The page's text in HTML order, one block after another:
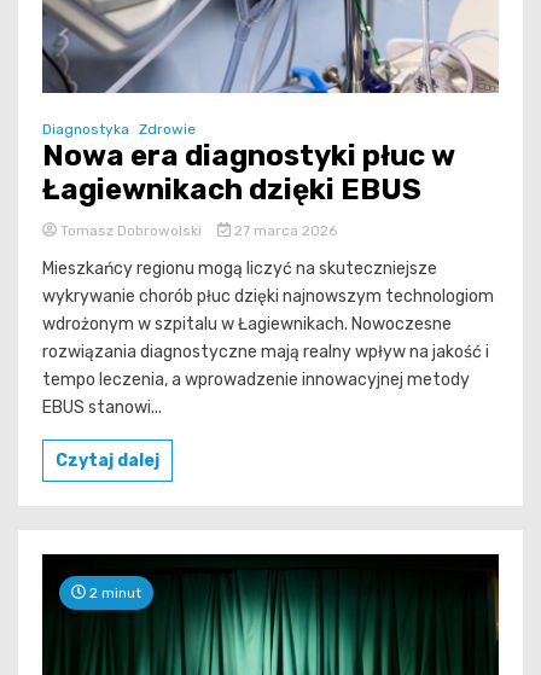
Diagnostyka Zdrowie
Nowa era diagnostyki płuc w
Łagiewnikach dzięki EBUS
Tomasz Dobrowolski 27 marca 2026
Mieszkańcy regionu mogą liczyć na skuteczniejsze
wykrywanie chorób płuc dzięki najnowszym technologiom
wdrożonym w szpitalu w Łagiewnikach. Nowoczesne
rozwiązania diagnostyczne mają realny wpływ na jakość i
tempo leczenia, a wprowadzenie innowacyjnej metody
EBUS stanowi...
Czytaj dalej
2 minut